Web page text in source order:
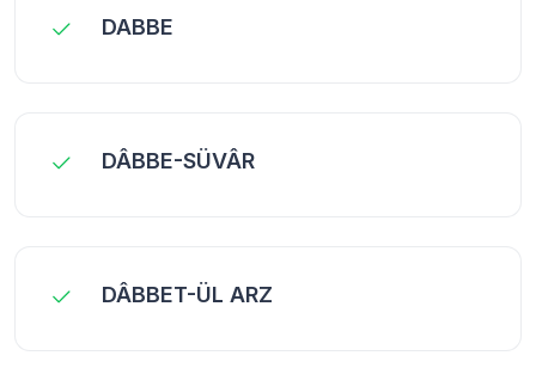
DABBE
DÂBBE-SÜVÂR
DÂBBET-ÜL ARZ